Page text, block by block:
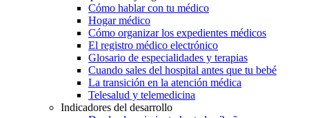
Cómo hablar con tu médico
Hogar médico
Cómo organizar los expedientes médicos
El registro médico electrónico
Glosario de especialidades y terapias
Cuando sales del hospital antes que tu bebé
La transición en la atención médica
Telesalud y telemedicina
Indicadores del desarrollo